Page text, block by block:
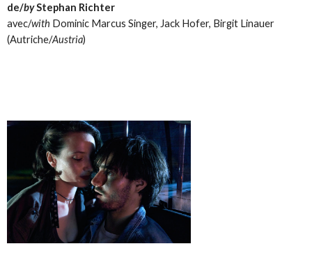
de/byStephan Richter
avec/with Dominic Marcus Singer, Jack Hofer, Birgit Linauer
(Autriche/Austria)